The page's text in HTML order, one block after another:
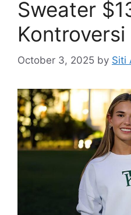
Sweater
Kontroversi
October 3, 2025 by Siti